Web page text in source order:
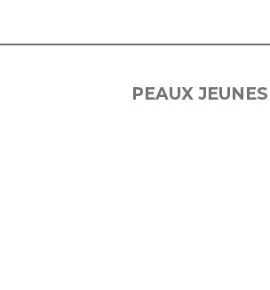
PEAUX JEUNES